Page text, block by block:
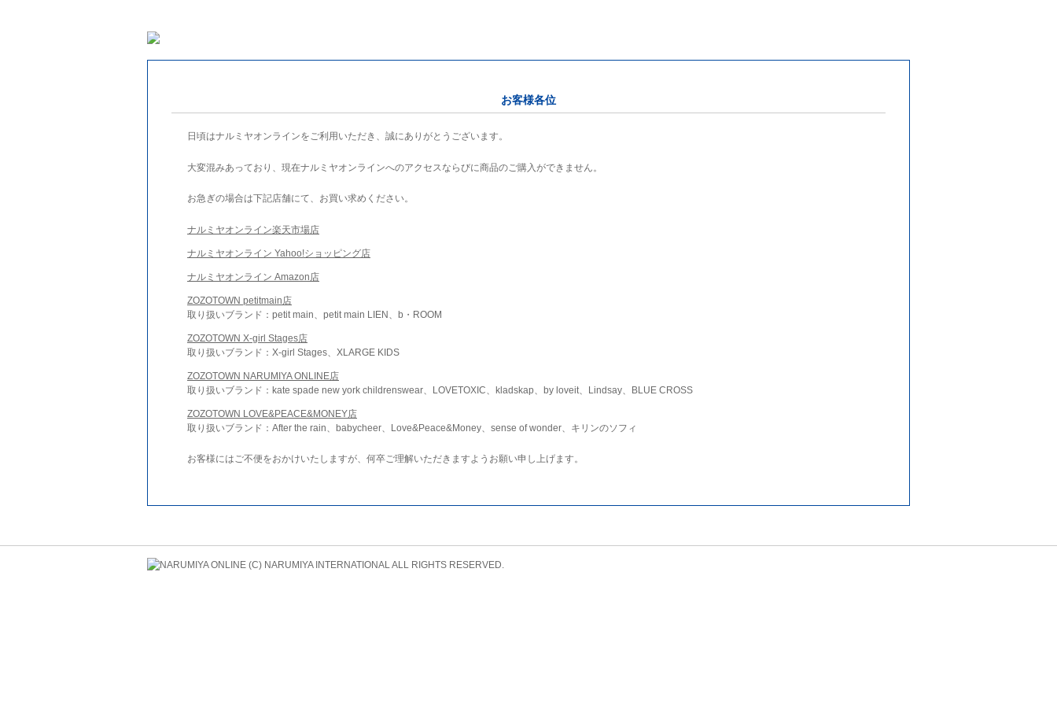
お客様各位
日頃はナルミヤオンラインをご利用いただき、誠にありがとうございます。
大変混みあっており、現在ナルミヤオンラインへのアクセスならびに商品のご購入ができません。
お急ぎの場合は下記店舗にて、お買い求めください。
ナルミヤオンライン楽天市場店
ナルミヤオンライン Yahoo!ショッピング店
ナルミヤオンライン Amazon店
ZOZOTOWN petitmain店
取り扱いブランド：petit main、petit main LIEN、b・ROOM
ZOZOTOWN X-girl Stages店
取り扱いブランド：X-girl Stages、XLARGE KIDS
ZOZOTOWN NARUMIYA ONLINE店
取り扱いブランド：kate spade new york childrenswear、LOVETOXIC、kladskap、by loveit、Lindsay、BLUE CROSS
ZOZOTOWN LOVE&PEACE&MONEY店
取り扱いブランド：After the rain、babycheer、Love&Peace&Money、sense of wonder、キリンのソフィ
お客様にはご不便をおかけいたしますが、何卒ご理解いただきますようお願い申し上げます。